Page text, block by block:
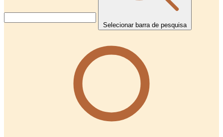
Selecionar barra de pesquisa